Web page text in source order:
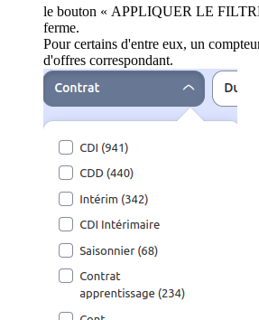
le bouton « APPLIQUER LE
ferme.
Pour certains d'entre eux, un
d'offres correspondant.